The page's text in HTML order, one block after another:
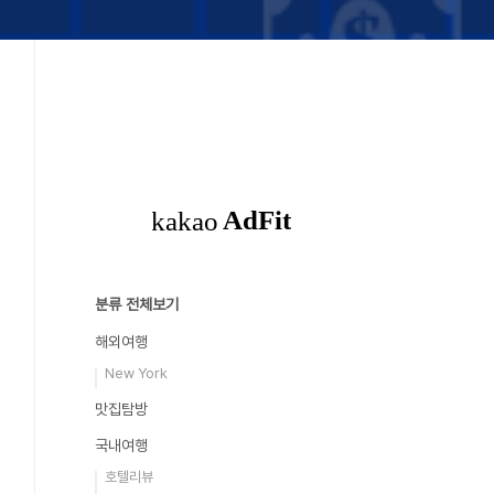
분류 전체보기
해외여행
New York
맛집탐방
국내여행
호텔리뷰